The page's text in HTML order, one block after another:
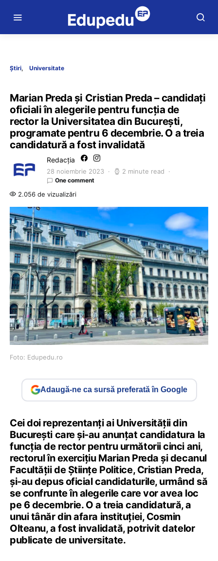
Știri Universitate
Marian Preda și Cristian Preda – candidați
oficiali în alegerile pentru funcția de
rector la Universitatea din București,
programate pentru 6 decembrie. O a treia
candidatură a fost invalidată
Redacția
28 noiembrie 2023 2 minute read
One comment
2.056 de vizualizări
Foto: Edupedu.ro
Adaugă-ne ca sursă preferată în Google
Cei doi reprezentanți ai Universității din
București care și-au anunțat candidatura la
funcția de rector pentru următorii cinci ani,
rectorul în exercițiu Marian Preda și decanul
Facultății de Științe Politice, Cristian Preda,
și-au depus oficial candidaturile, urmând să
se confrunte în alegerile care vor avea loc
pe 6 decembrie. O a treia candidatură, a
unui tânăr din afara instituției, Cosmin
Olteanu, a fost invalidată, potrivit datelor
publicate de universitate.